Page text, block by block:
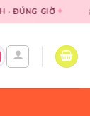
🎀CHUYÊN